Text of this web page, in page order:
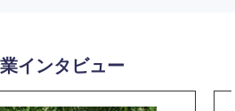
インタビュー